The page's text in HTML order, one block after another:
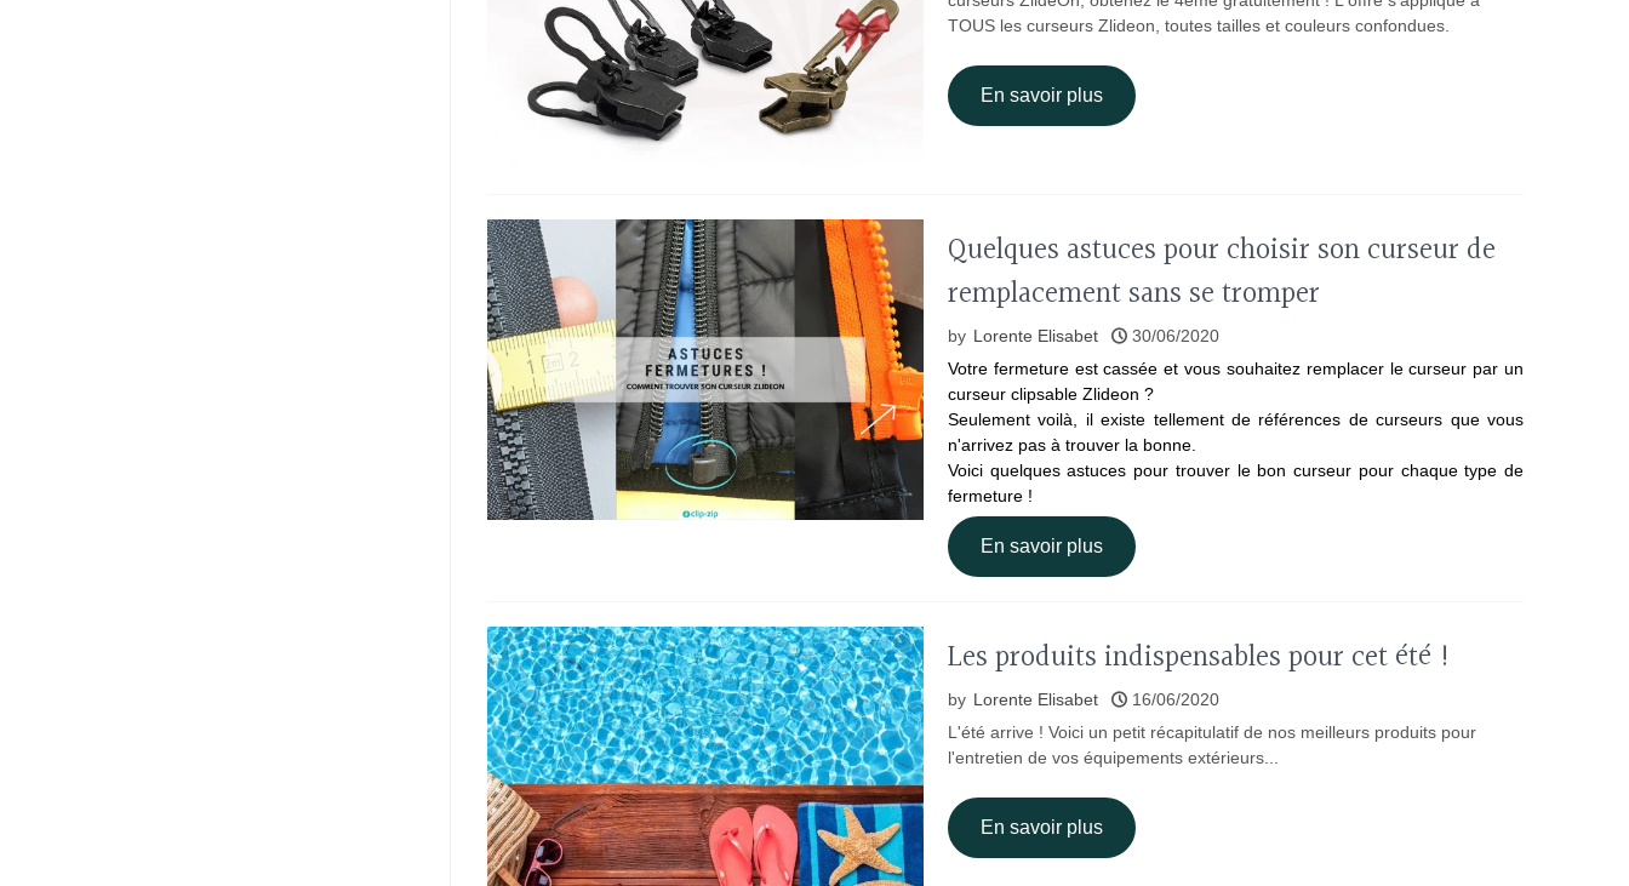
TOUS les curseurs Zlideon, toutes tailles et couleurs confondues.
En savoir plus
Quelques astuces pour choisir son curseur de
remplacement sans se tromper
by Lorente Elisabet
30/06/2020
Votre fermeture est cassée et vous souhaitez remplacer le curseur par un
curseur clipsable Zlideon ?
Seulement voilà, il existe tellement de références de curseurs que vous
n'arrivez pas à trouver la bonne.
Voici quelques astuces pour trouver le bon curseur pour chaque type de
fermeture !
En savoir plus
Les produits indispensables pour cet été !
by Lorente Elisabet
16/06/2020
L'été arrive ! Voici un petit récapitulatif de nos meilleurs produits pour
l'entretien de vos équipements extérieurs...
En savoir plus